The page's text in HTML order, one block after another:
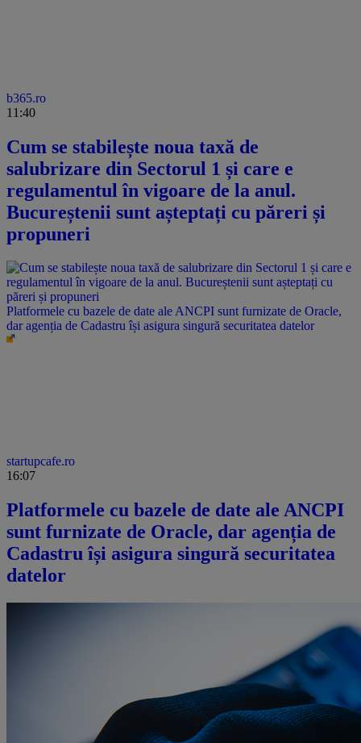
b365.ro
11:40
Cum se stabilește noua taxă de
salubrizare din Sectorul 1 și care e
regulamentul în vigoare de la anul.
Bucureștenii sunt așteptați cu păreri și
propuneri
Platformele cu bazele de date ale ANCPI sunt furnizate de Oracle,
dar agenția de Cadastru își asigura singură securitatea datelor
startupcafe.ro
16:07
Platformele cu bazele de date ale ANCPI
sunt furnizate de Oracle, dar agenția de
Cadastru își asigura singură securitatea
datelor